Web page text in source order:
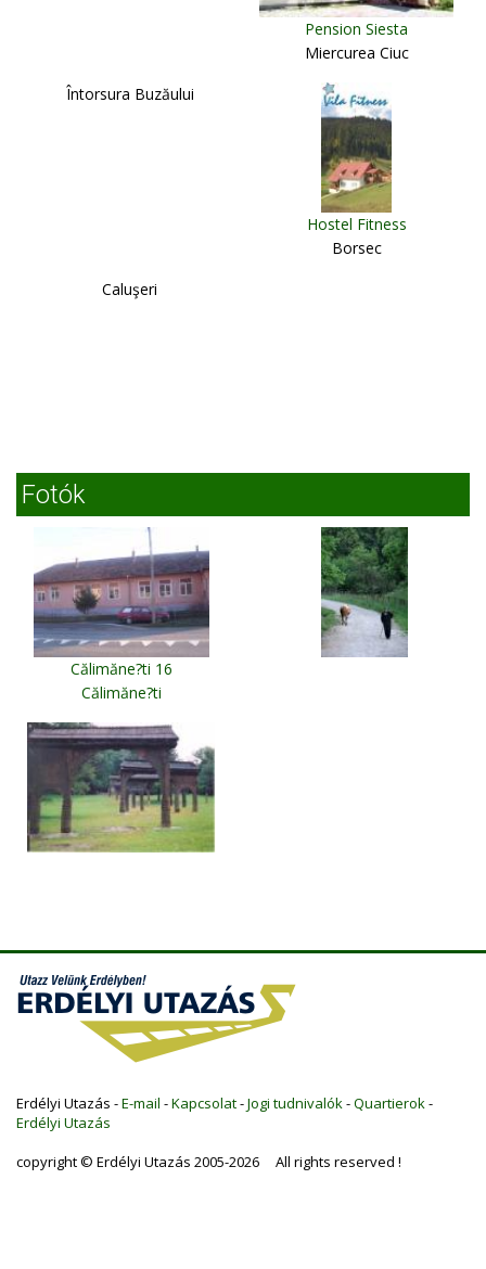
Pension Siesta
Miercurea Ciuc
Întorsura Buzăului
Hostel Fitness
Borsec
Caluşeri
Fotók
Călimăne?ti 16
Călimăne?ti
Erdélyi Utazás -E-mail -Kapcsolat-Jogi tudnivalók-Quartierok-
Erdélyi Utazás
copyright © Erdélyi Utazás 2005-2026 All rights reserved !